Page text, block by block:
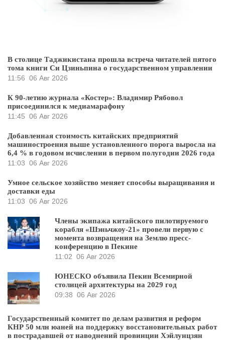
В столице Таджикистана прошла встреча читателей пятого
тома книги Си Цзиньпина о государственном управлении
11:56 06 Авг 2026
К 90-летию журнала «Костер»: Владимир Рябовол
присоединился к медиамарафону
11:45 06 Авг 2026
Добавленная стоимость китайских предприятий
машиностроения выше установленного порога выросла на
6,4 % в годовом исчислении в первом полугодии 2026 года
11:03 06 Авг 2026
Умное сельское хозяйство меняет способы выращивания и
доставки еды
11:03 06 Авг 2026
Члены экипажа китайского пилотируемого
корабля «Шэньчжоу-21» провели первую с
момента возвращения на Землю пресс-
конференцию в Пекине
11:02 06 Авг 2026
ЮНЕСКО объявила Пекин Всемирной
столицей архитектуры на 2029 год
09:38 06 Авг 2026
Государственный комитет по делам развития и реформ
КНР 50 млн юаней на поддержку восстановительных работ
в пострадавшей от наводнений провинции Хэйлунцзян